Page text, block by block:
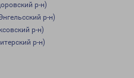
р-н)
р-н)
р-н)
р-н)